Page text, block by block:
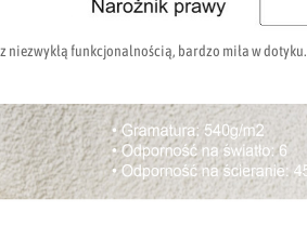
niezwykłą funkcjonalnością, bardzo miła w dotyku.